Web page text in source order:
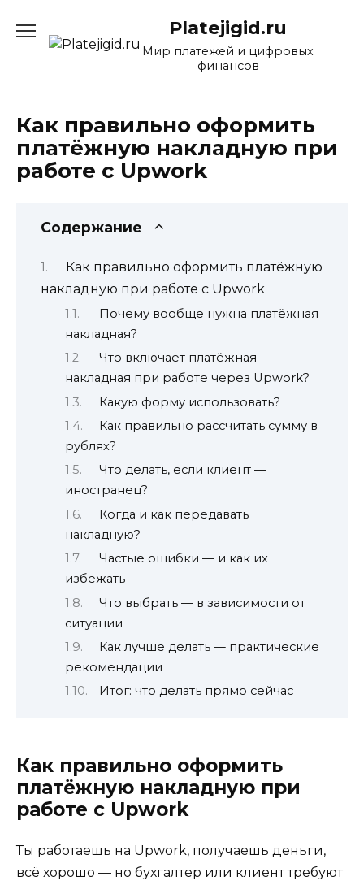
содержанию
Platejigid.ru
Мир платежей и цифровых
финансов
Как правильно оформить
платёжную накладную при
работе с Upwork
Содержание
Как правильно оформить платёжную
накладную при работе с Upwork
Почему вообще нужна платёжная
накладная?
Что включает платёжная
накладная при работе через Upwork?
Какую форму использовать?
Как правильно рассчитать сумму в
рублях?
Что делать, если клиент —
иностранец?
Когда и как передавать
накладную?
Частые ошибки — и как их
избежать
Что выбрать — в зависимости от
ситуации
Как лучше делать — практические
рекомендации
Итог: что делать прямо сейчас
Как правильно оформить
платёжную накладную при
работе с Upwork
Ты работаешь на Upwork, получаешь деньги,
всё хорошо — но бухгалтер или клиент требуют